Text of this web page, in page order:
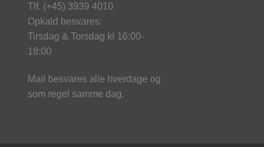
Tlf. (+45) 3939 4010
Opkald besvares:
Tirsdag & Torsdag kl 16:00-
18:00
Mail besvares alle hverdage og
som regel samme dag.